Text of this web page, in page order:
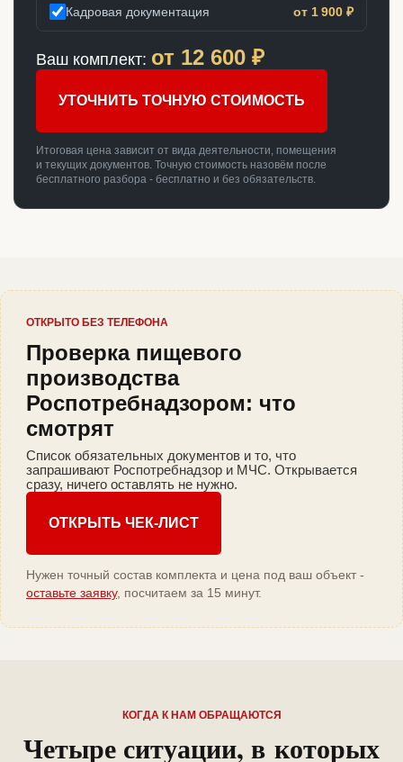
Кадровая документация от 1 900 ₽
Ваш комплект: от 12 600 ₽
УТОЧНИТЬ ТОЧНУЮ СТОИМОСТЬ
Итоговая цена зависит от вида деятельности, помещения
и текущих документов. Точную стоимость назовём после
бесплатного разбора - бесплатно и без обязательств.
ОТКРЫТО БЕЗ ТЕЛЕФОНА
Проверка пищевого
производства
Роспотребнадзором: что
смотрят
Список обязательных документов и то, что
запрашивают Роспотребнадзор и МЧС. Открывается
сразу, ничего оставлять не нужно.
ОТКРЫТЬ ЧЕК-ЛИСТ
Нужен точный состав комплекта и цена под ваш объект -
оставьте заявку, посчитаем за 15 минут.
КОГДА К НАМ ОБРАЩАЮТСЯ
Четыре ситуации, в которых